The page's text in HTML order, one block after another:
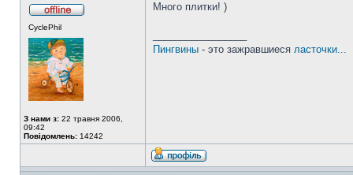
CyclePhil
З нами з: 22 травня 2006,
09:42
Повідомлень: 14242
Много плитки! )
Пингвины - это зажравшиеся ласточки...